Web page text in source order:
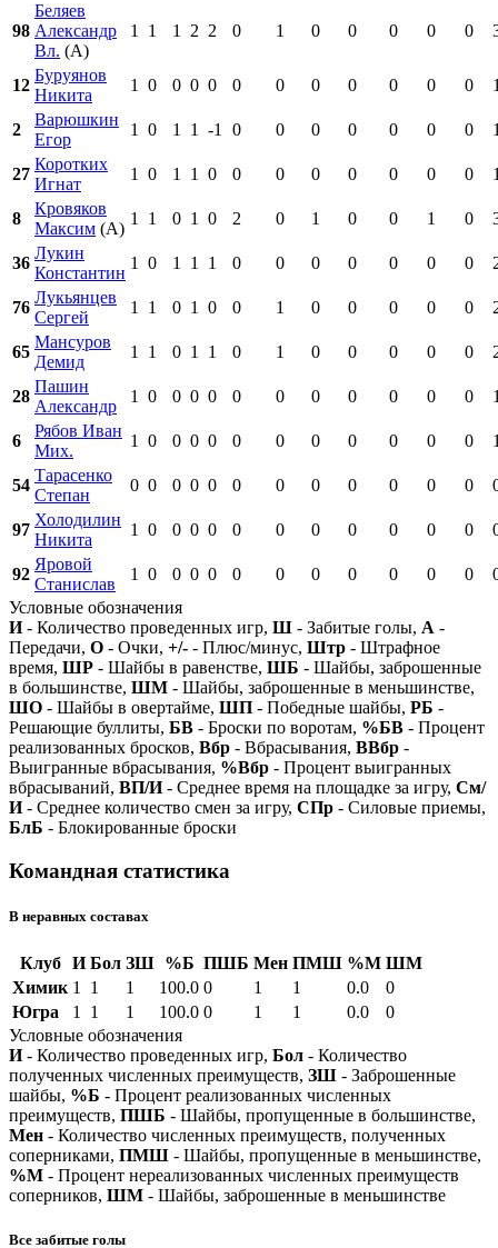
98
Беляев
Александр
Вл. (А)
1 1 1 2 2 0 1 0 0 0 0 0
12
Буруянов
Никита
1 0 0 0 0 0 0 0 0 0 0 0
2
Варюшкин
Егор
1 0 1 1 -1 0 0 0 0 0 0 0
27
Коротких
Игнат
1 0 1 1 0 0 0 0 0 0 0 0
8
Кровяков
Максим (А)
1 1 0 1 0 2 0 1 0 0 1 0
36
Лукин
Константин
1 0 1 1 1 0 0 0 0 0 0 0
76
Лукьянцев
Сергей
1 1 0 1 0 0 1 0 0 0 0 0
65
Мансуров
Демид
1 1 0 1 1 0 1 0 0 0 0 0
28
Пашин
Александр
1 0 0 0 0 0 0 0 0 0 0 0
6
Рябов Иван
Мих.
1 0 0 0 0 0 0 0 0 0 0 0
54
Тарасенко
Степан
0 0 0 0 0 0 0 0 0 0 0 0
97
Холодилин
Никита
1 0 0 0 0 0 0 0 0 0 0 0
92
Яровой
Станислав
1 0 0 0 0 0 0 0 0 0 0 0
Условные обозначения
И- Количество проведенных игр, Ш - Забитые голы, А -
Передачи, О - Очки, +/- - Плюс/минус, Штр - Штрафное
время, ШР - Шайбы в равенстве, ШБ - Шайбы, заброшенные
в большинстве, ШМ - Шайбы, заброшенные в меньшинстве,
ШО - Шайбы в овертайме, ШП - Победные шайбы, РБ -
Решающие буллиты, БВ - Броски по воротам, %БВ - Процент
реализованных бросков, Вбр - Вбрасывания, ВВбр -
Выигранные вбрасывания, %Вбр - Процент выигранных
вбрасываний, ВП/И- Среднее время на площадке за игру, См/
И- Среднее количество смен за игру, СПр - Силовые приемы,
БлБ - Блокированные броски
Командная статистика
В неравных составах
Клуб И Бол ЗШ %Б ПШБ Мен ПМШ %М ШМ
Химик 1 1 1 100.0 0 1 1 0.0
0
Югра
1 1 1 100.0 0 1 1 0.0
0
Условные обозначения
И- Количество проведенных игр, Бол - Количество
полученных численных преимуществ, ЗШ - Заброшенные
шайбы, %Б - Процент реализованных численных
преимуществ, ПШБ - Шайбы, пропущенные в большинстве,
Мен - Количество численных преимуществ, полученных
соперниками, ПМШ - Шайбы, пропущенные в меньшинстве,
%М - Процент нереализованных численных преимуществ
соперников, ШМ - Шайбы, заброшенные в меньшинстве
Все забитые голы